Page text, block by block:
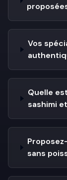
Vos
Quelle
sashimi
sans